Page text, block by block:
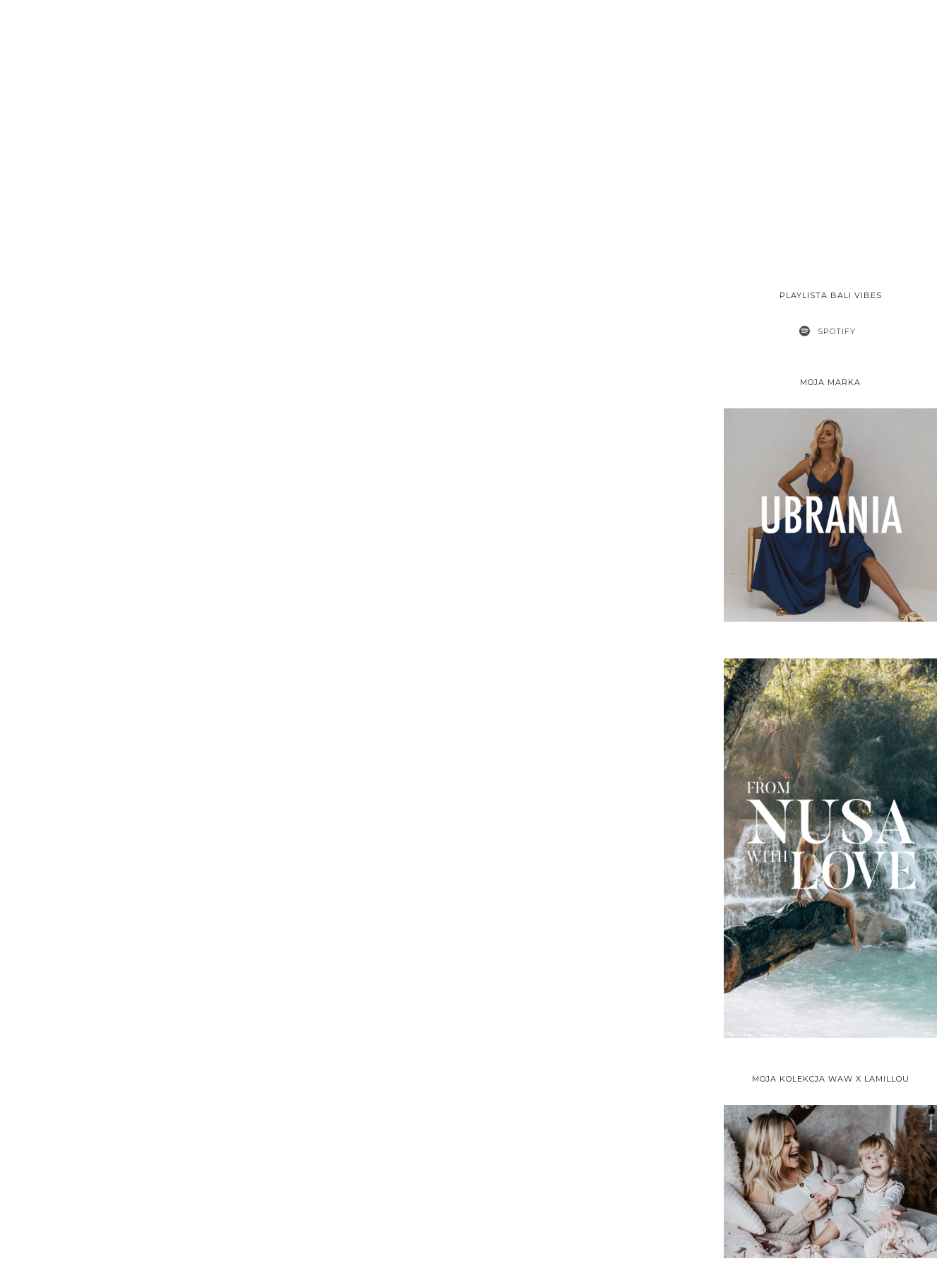
PLAYLISTA BALI VIBES
SPOTIFY
MOJA MARKA
MOJA KOLEKCJA WAW X LAMILLOU